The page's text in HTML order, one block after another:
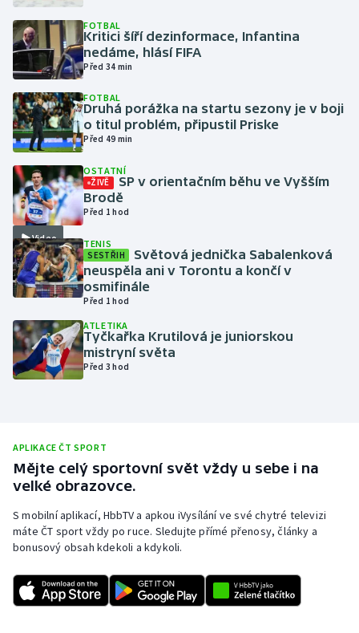
Jezdectví
Judo
Krasobruslení
Lezení
Lyže a snowboard
Moderní pětiboj
Motorsport
Olympijské hry
Parasport
Plavání
Ragby
Rychlobruslení
Rychlostní kanoistika
Sportovní střelba
FOTBAL
Kritici šíří dezinformace, Infantina
nedáme, hlásí FIFA
Před 34 min
FOTBAL
Druhá porážka na startu sezony je v boji
o titul problém, připustil Priske
Před 49 min
Video
OSTATNÍ
ŽIVĚ
SP v orientačním běhu ve Vyšším
Brodě
Před 1 hod
TENIS
SESTŘIH
Světová jednička Sabalenková
neuspěla ani v Torontu a končí v
osmifinále
Před 1 hod
ATLETIKA
Tyčkařka Krutilová je juniorskou
mistryní světa
Před 3 hod
APLIKACE ČT SPORT
Mějte celý sportovní svět vždy u sebe i na
velké obrazovce.
S mobilní aplikací, HbbTV a apkou iVysílání ve své chytré televizi
máte ČT sport vždy po ruce. Sledujte přímé přenosy, články a
bonusový obsah kdekoli a kdykoli.